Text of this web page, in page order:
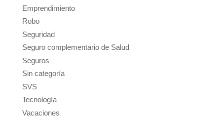
Emprendimiento
Robo
Seguridad
Seguro complementario de Salud
Seguros
Sin categoría
SVS
Tecnología
Vacaciones